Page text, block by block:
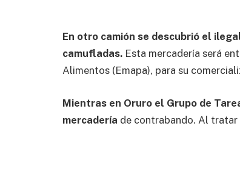
En otro camión se descubrió el
camufladas. Esta mercadería será
Alimentos (Emapa), para su
Mientras en Oruro el Grupo de
mercadería de contrabando. Al